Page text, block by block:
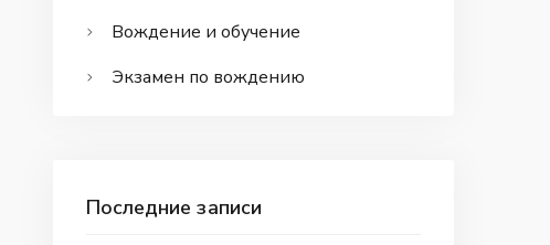
Вождение и обучение
Экзамен по вождению
Последние записи